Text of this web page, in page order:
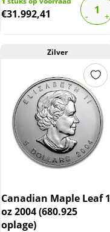
€31.992,41
Zilver
Canadian Maple Leaf 1
oz 2004 (680.925
oplage)